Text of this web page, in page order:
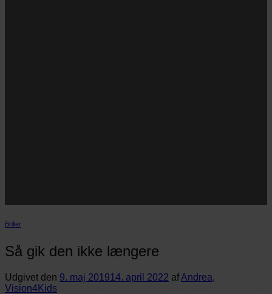
Briller
Så gik den ikke længere
Udgivet den 9. maj 201914. april 2022 afAndrea,
Vision4Kids